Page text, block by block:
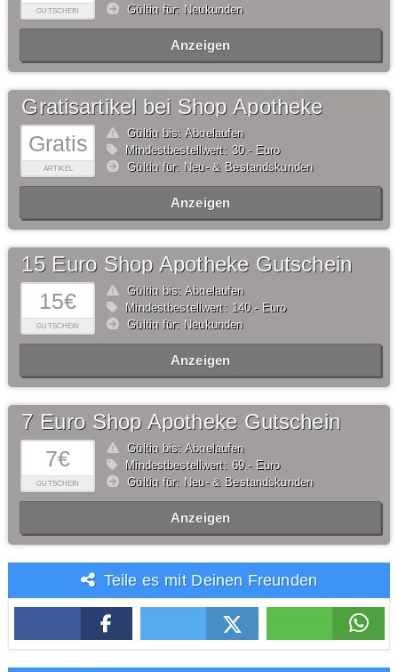
GUTSCHEIN
Gültig für: Neukunden
Anzeigen
Gratis
ARTIKEL
Gratisartikel bei Shop Apotheke
Gültig bis: Abgelaufen
Mindestbestellwert: 30,- Euro
Gültig für: Neu- & Bestandskunden
Anzeigen
15€
GUTSCHEIN
15 Euro Shop Apotheke Gutschein
Gültig bis: Abgelaufen
Mindestbestellwert: 140,- Euro
Gültig für: Neukunden
Anzeigen
7€
GUTSCHEIN
7 Euro Shop Apotheke Gutschein
Gültig bis: Abgelaufen
Mindestbestellwert: 69,- Euro
Gültig für: Neu- & Bestandskunden
Anzeigen
Teile es mit Deinen Freunden